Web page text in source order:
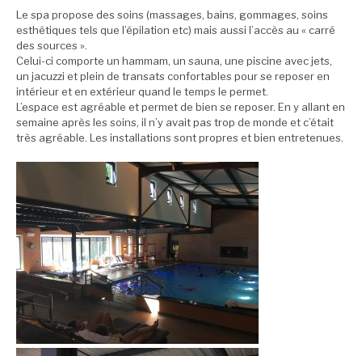
Le spa propose des soins (massages, bains, gommages, soins
esthétiques tels que l’épilation etc) mais aussi l’accès au « carré
des sources ».
Celui-ci comporte un hammam, un sauna, une piscine avec jets,
un jacuzzi et plein de transats confortables pour se reposer en
intérieur et en extérieur quand le temps le permet.
L’espace est agréable et permet de bien se reposer. En y allant en
semaine après les soins, il n’y avait pas trop de monde et c’était
très agréable. Les installations sont propres et bien entretenues.